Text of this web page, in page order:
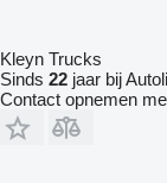
Kleyn Trucks
Sinds 22 jaar bij
Contact opnemen